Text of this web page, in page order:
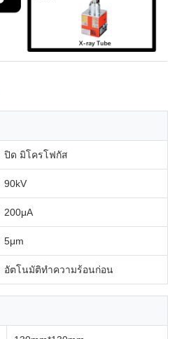
ปิด มิโครโฟกัส
90kV
200μA
5μm
อัตโนมัติทําความร้อนก่อน